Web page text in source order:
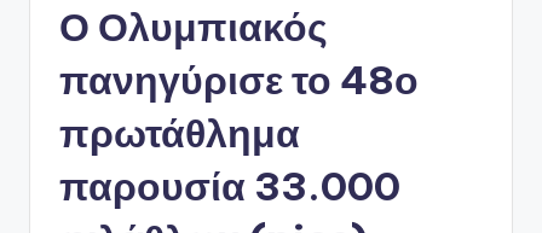
Ο Ολυμπιακός
πανηγύρισε το 48ο
πρωτάθλημα
παρουσία 33.000